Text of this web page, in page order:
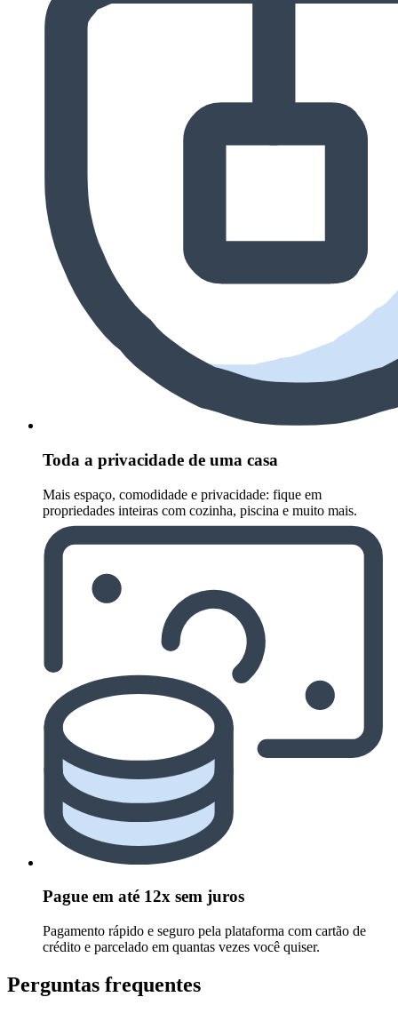
Toda a privacidade de uma casa
Mais espaço, comodidade e privacidade: fique em
propriedades inteiras com cozinha, piscina e muito mais.
Pague em até 12x sem juros
Pagamento rápido e seguro pela plataforma com cartão de
crédito e parcelado em quantas vezes você quiser.
Perguntas frequentes